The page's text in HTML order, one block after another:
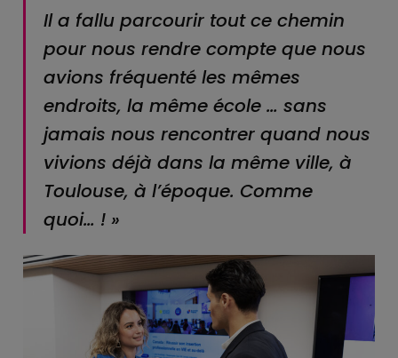
Il a fallu parcourir tout ce chemin
pour nous rendre compte que nous
avions fréquenté les mêmes
endroits, la même école … sans
jamais nous rencontrer quand nous
vivions déjà dans la même ville, à
Toulouse, à l’époque. Comme
quoi… ! »